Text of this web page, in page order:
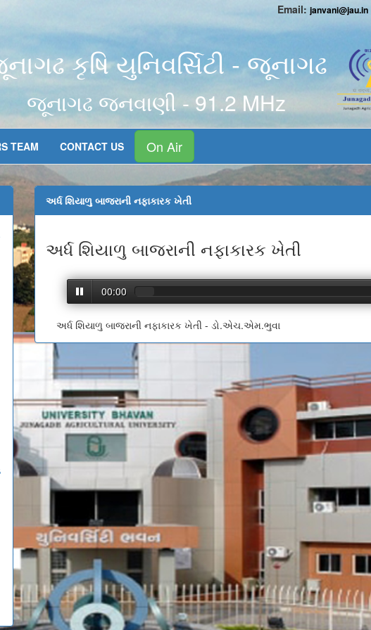
Email: janvani@jau.in
કૃષિ યુનિવર્સિટી - જૂનાગઢ
જૂનાગઢ જનવાણી - 91.2 MHz
TEAM CONTACT US On Air
અર્ધ શિયાળુ બાજરાની નફાકારક ખેતી
અર્ધ શિયાળુ બાજરાની નફાકારક ખેતી
00:00
અર્ધ શિયાળુ બાજરાની નફાકારક ખેતી - ડો.એચ.એમ.ભુવા